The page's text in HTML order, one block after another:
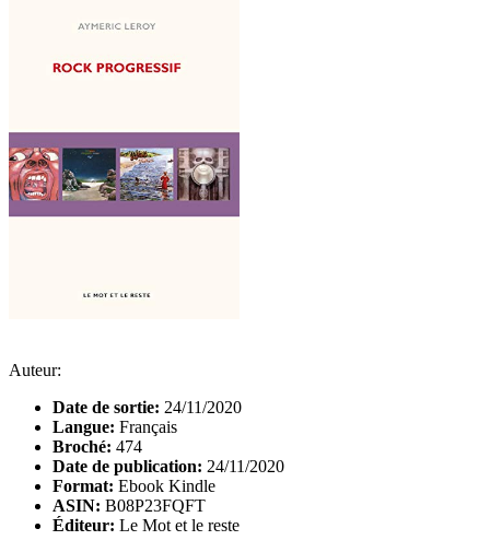
Auteur:
Date de sortie: 24/11/2020
Langue: Français
Broché: 474
Date de publication: 24/11/2020
Format: Ebook Kindle
ASIN: B08P23FQFT
Éditeur: Le Mot et le reste